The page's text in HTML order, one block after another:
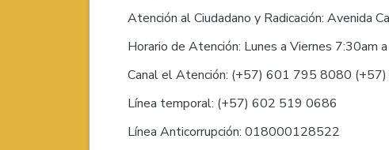
Atención al Ciudadano y Radicación: Avenida
Horario de Atención: Lunes a Viernes 7:30am
Canal el Atención: (+57) 601 795 8080
Línea temporal: (+57) 602 519 0686
Línea Anticorrupción: 018000128522